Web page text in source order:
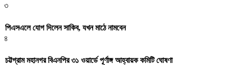
৩
পিএসএলে যোগ দিলেন সাকিব, যখন মাঠে নামবেন
৪
চট্টগ্রাম মহানগর বিএনপির ৩১ ওয়ার্ডে পূর্ণাঙ্গ আহ্বায়ক কমিটি ঘোষণা